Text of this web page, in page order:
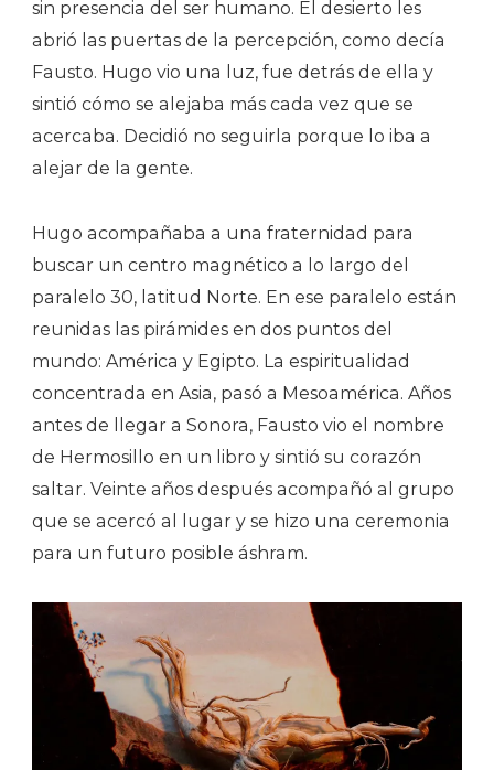
sin presencia del ser humano. El desierto les
abrió las puertas de la percepción, como decía
Fausto. Hugo vio una luz, fue detrás de ella y
sintió cómo se alejaba más cada vez que se
acercaba. Decidió no seguirla porque lo iba a
alejar de la gente.
Hugo acompañaba a una fraternidad para
buscar un centro magnético a lo largo del
paralelo 30, latitud Norte. En ese paralelo están
reunidas las pirámides en dos puntos del
mundo: América y Egipto. La espiritualidad
concentrada en Asia, pasó a Mesoamérica. Años
antes de llegar a Sonora, Fausto vio el nombre
de Hermosillo en un libro y sintió su corazón
saltar. Veinte años después acompañó al grupo
que se acercó al lugar y se hizo una ceremonia
para un futuro posible áshram.